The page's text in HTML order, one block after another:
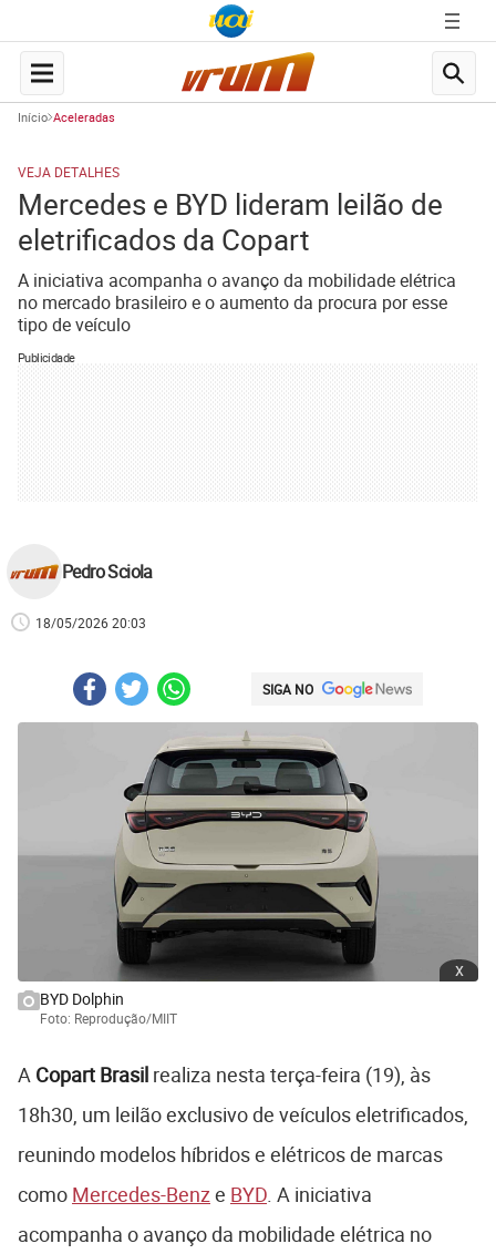
Início Aceleradas
VEJA DETALHES
Mercedes e BYD lideram leilão de
eletrificados da Copart
A iniciativa acompanha o avanço da mobilidade elétrica
no mercado brasileiro e o aumento da procura por esse
tipo de veículo
Publicidade
Pedro Sciola
18/05/2026 20:03
SIGA NO
x
BYD Dolphin
Foto: Reprodução/MIIT
A Copart Brasil realiza nesta terça-feira (19), às
18h30, um leilão exclusivo de veículos eletrificados,
reunindo modelos híbridos e elétricos de marcas
como Mercedes-Benz e BYD . A iniciativa
acompanha o avanço da mobilidade elétrica no